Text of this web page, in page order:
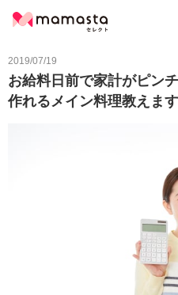
2019/07/19
お給料日前で家計がピン
作れるメイン料理教えます